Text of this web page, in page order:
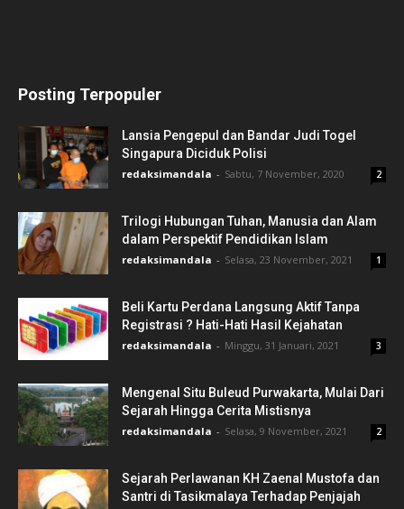
Posting Terpopuler
Lansia Pengepul dan Bandar Judi Togel
Singapura Diciduk Polisi
redaksimandala - Sabtu, 7 November, 2020 2
Trilogi Hubungan Tuhan, Manusia dan Alam
dalam Perspektif Pendidikan Islam
redaksimandala - Selasa, 23 November, 2021 1
Beli Kartu Perdana Langsung Aktif Tanpa
Registrasi ? Hati-Hati Hasil Kejahatan
redaksimandala - Minggu, 31 Januari, 2021 3
Mengenal Situ Buleud Purwakarta, Mulai Dari
Sejarah Hingga Cerita Mistisnya
redaksimandala - Selasa, 9 November, 2021 2
Sejarah Perlawanan KH Zaenal Mustofa dan
Santri di Tasikmalaya Terhadap Penjajah